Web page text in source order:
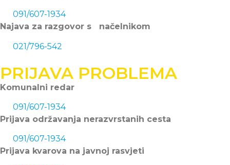
091/607-1934
Najava za razgovor s načelnikom
021/796-542
PRIJAVA PROBLEMA
Komunalni redar
091/607-1934
Prijava održavanja nerazvrstanih cesta
091/607-1934
Prijava kvarova na javnoj rasvjeti